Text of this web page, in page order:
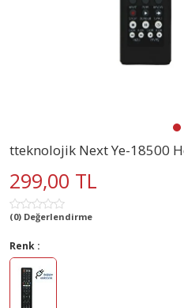
tteknolojik Next Ye-18500
299,00 TL
(0) Değerlendirme
Renk :